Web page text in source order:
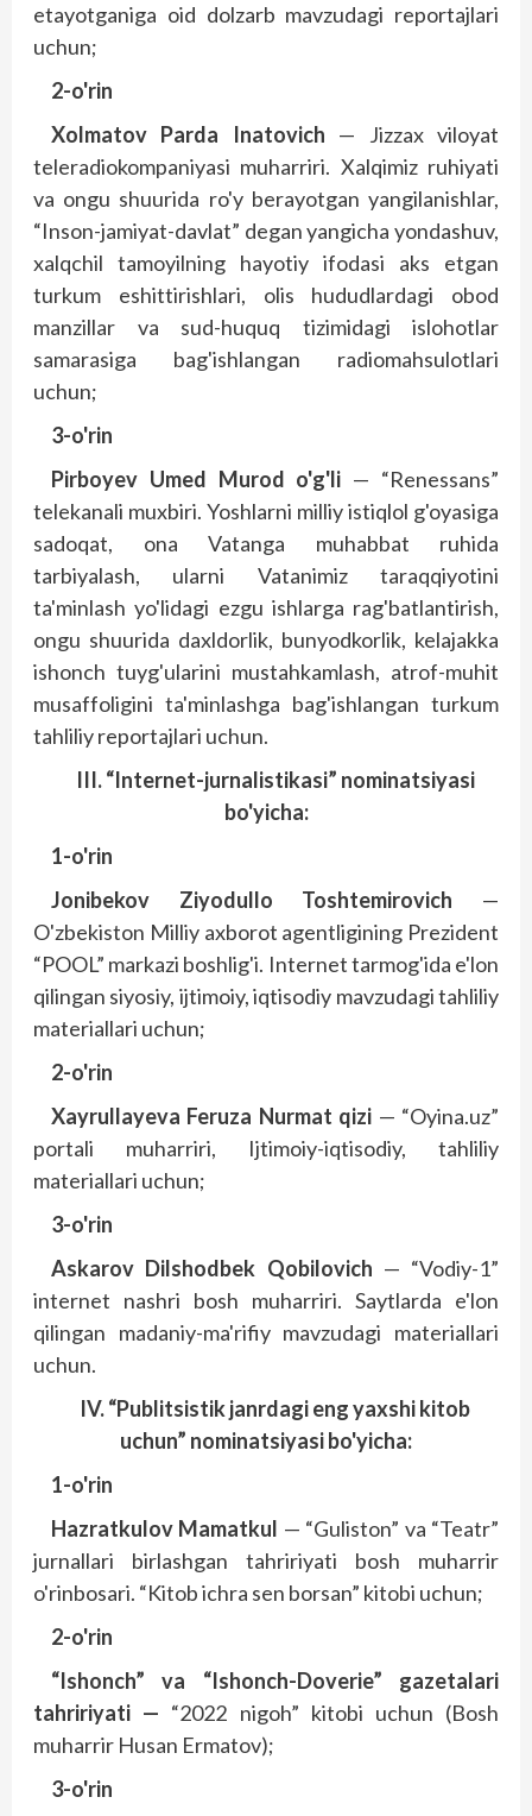
etayotganiga oid dolzarb mavzudagi reportajlari
uchun;
2-o'rin
Xolmatov Parda Inatovich — Jizzax viloyat
teleradio­kompaniyasi muharriri. Xalqimiz ruhiyati
va ongu shuurida ro'y berayotgan yangilanishlar,
“Inson-jamiyat-davlat” degan yangicha yondashuv,
xalqchil tamoyilning hayotiy ifodasi aks etgan
turkum eshittirishlari, olis hududlardagi obod
manzillar va sud-huquq tizimidagi islohotlar
samarasiga bag'ish­langan radiomahsulotlari
uchun;
3-o'rin
Pirboyev Umed Murod o'g'li — “Renessans”
telekanali muxbiri. Yoshlarni milliy istiqlol g'oyasiga
sadoqat, ona Vatanga muhabbat ruhida
tarbiyalash, ularni Vatanimiz taraqqiyotini
ta'minlash yo'lidagi ezgu ishlarga rag'batlantirish,
ongu shuurida daxldorlik, bunyodkorlik, kelajakka
ishonch tuyg'ularini mustahkamlash, atrof-muhit
musaffoligini ta'minlashga bag'ishlangan turkum
tahliliy reportajlari uchun.
III. “Internet-jurnalistikasi” nominatsiyasi
bo'yicha:
1-o'rin
Jonibekov Ziyodullo Toshtemirovich —
O'zbekiston Milliy axborot agentligining Prezident
“POOL” markazi bosh­lig'i. Internet tarmog'ida e'lon
qilingan siyosiy, ijtimoiy, iqtisodiy mavzudagi tahliliy
materiallari uchun;
2-o'rin
Xayrullayeva Feruza Nurmat qizi — “Oyina.uz”
portali muharriri, Ijtimoiy-iqtisodiy, tahliliy
materiallari uchun;
3-o'rin
Askarov Dilshodbek Qobilovich — “Vodiy-1”
internet nashri bosh muharriri. Saytlarda e'lon
qilingan madaniy-ma'rifiy mavzudagi materiallari
uchun.
IV. “Publitsistik janrdagi eng yaxshi kitob
uchun” nominatsiyasi bo'yicha:
1-o'rin
Hazratkulov Mamatkul — “Guliston” va “Teatr”
jurnallari birlashgan tahririyati bosh muharrir
o'rinbosari. “Kitob ichra sen borsan” kitobi uchun;
2-o'rin
“Ishonch” va “Ishonch-Doverie” gazetalari
tahririyati — “2022 nigoh” kitobi uchun (Bosh
muharrir Husan Ermatov);
3-o'rin